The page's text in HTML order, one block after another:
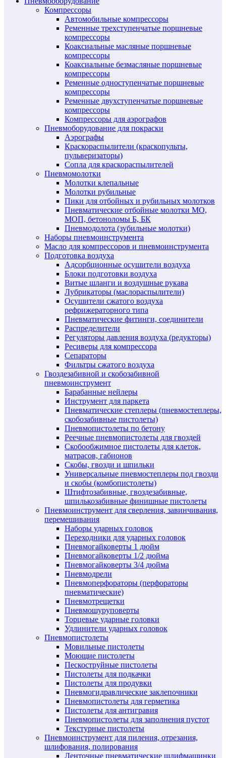
Компрессоры
Автомобильные компрессоры
Ременные трехступенчатые поршневые
компрессоры
Коаксиальные масляные поршневые
компрессоры
Коаксиальные безмасляные поршневые
компрессоры
Ременные одноступенчатые поршневые
компрессоры
Ременные двухступенчатые поршневые
компрессоры
Компрессоры для аэрографов
Пневмоборудование для покраски
Аэрографы
Краскораспылители (краскопульты,
пульверизаторы)
Сопла для краскораспылителей
Пневмомолотки
Молотки клепальные
Молотки рубильные
Пики для отбойных и рубильных молотков
Пневматические отбойные молотки МО,
МОП, бетоноломы Б, БК
Пневмодолота (зубильные молотки)
Наборы пневмоинструмента
Масло для компрессоров и пневмоинструмента
Подготовка воздуха
Адсорбционные осушители воздуха
Блоки подготовки воздуха
Витые шланги и воздушные рукава
Лубрикаторы (маслораспылители)
Осушители сжатого воздуха
рефрижераторного типа
Пневматические фитинги, соединители
Распределители
Регуляторы давления воздуха (редукторы)
Ресиверы для компрессора
Сепараторы
Фильтры сжатого воздуха
Гвоздезабивной и скобозабивной
пневмоинструмент
Барабанные нейлеры
Инструмент для паркета
Пневматические степлеры (пневмостеплеры,
скобозабивные пистолеты)
Пневмопистолеты по бетону
Реечные пневмопистолеты для гвоздей
Скобообжимное пистолеты для клеток,
матрасов, габионов
Скобы, гвозди и шпильки
Универсальные пневмостеплеры под гвозди
и скобы (комбопистолеты)
Штифтозабивные, гвоздезабивные,
шпилькозабивные финишные пистолеты
Пневмоинструмент для сверления, завинчивания,
перемешивания
Наборы ударных головок
Переходники для ударных головок
Пневмогайковерты 1 дюйм
Пневмогайковерты 1/2 дюйма
Пневмогайковерты 3/4 дюйма
Пневмодрели
Пневмоперфораторы (перфораторы
пневматические)
Пневмотрещетки
Пневмошуруповерты
Торцевые ударные головки
Удлинители ударных головок
Пневмопистолеты
Мовильные пистолеты
Моющие пистолеты
Пескоструйные пистолеты
Пистолеты для подкачки
Пистолеты для продувки
Пневмогидравлические заклепочники
Пневмопистолеты для герметика
Пистолеты для антигравия
Пневмопистолеты для заполнения пустот
Текстурные пистолеты
Пневмоинструмент для пиления, отрезания,
шлифования, полирования
Ленточные пневматические шлифмашинки